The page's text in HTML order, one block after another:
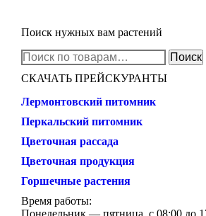
Поиск нужных вам растений
Искать:
Поиск
СКАЧАТЬ ПРЕЙСКУРАНТЫ
Лермонтовский питомник
Перкальский питомник
Цветочная рассада
Цветочная продукция
Горшечные растения
Время работы:
Понедельник — пятница, с 08:00 до